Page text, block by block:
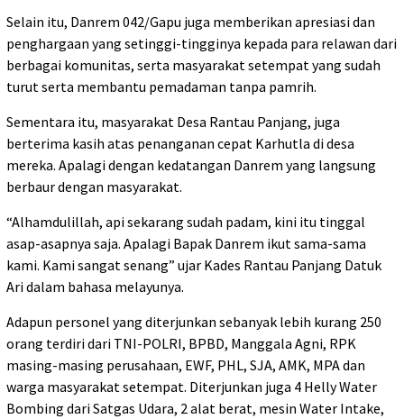
Selain itu, Danrem 042/Gapu juga memberikan apresiasi dan
penghargaan yang setinggi-tingginya kepada para relawan dari
berbagai komunitas, serta masyarakat setempat yang sudah
turut serta membantu pemadaman tanpa pamrih.
Sementara itu, masyarakat Desa Rantau Panjang, juga
berterima kasih atas penanganan cepat Karhutla di desa
mereka. Apalagi dengan kedatangan Danrem yang langsung
berbaur dengan masyarakat.
“Alhamdulillah, api sekarang sudah padam, kini itu tinggal
asap-asapnya saja. Apalagi Bapak Danrem ikut sama-sama
kami. Kami sangat senang” ujar Kades Rantau Panjang Datuk
Ari dalam bahasa melayunya.
Adapun personel yang diterjunkan sebanyak lebih kurang 250
orang terdiri dari TNI-POLRI, BPBD, Manggala Agni, RPK
masing-masing perusahaan, EWF, PHL, SJA, AMK, MPA dan
warga masyarakat setempat. Diterjunkan juga 4 Helly Water
Bombing dari Satgas Udara, 2 alat berat, mesin Water Intake,